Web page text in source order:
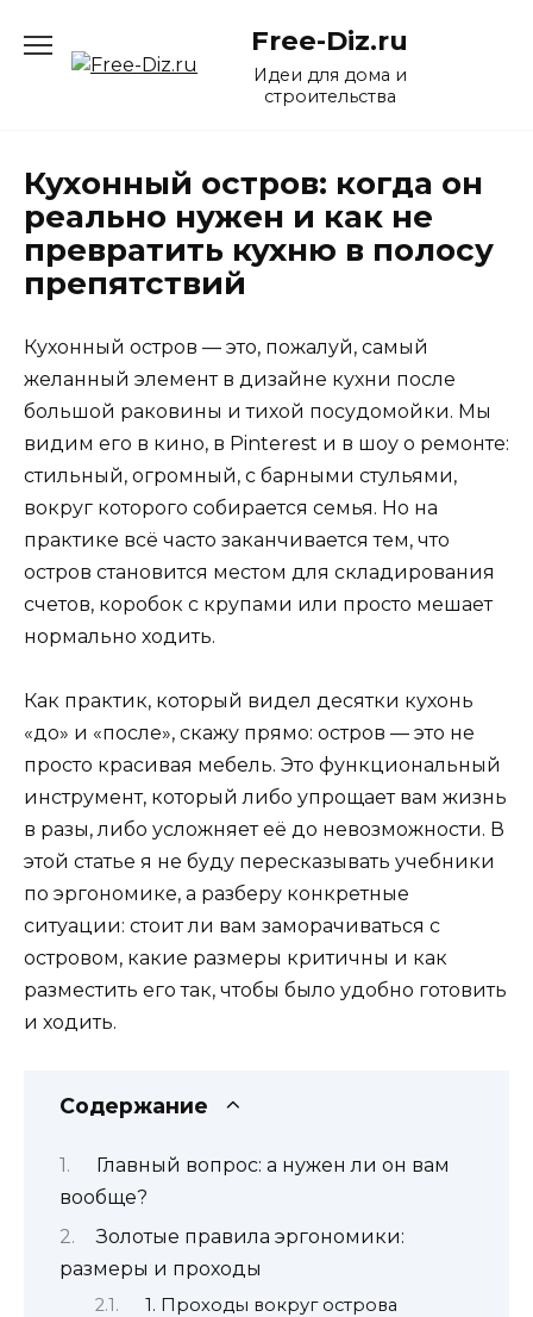
содержанию
Free-Diz.ru
Идеи для дома и
строительства
Кухонный остров: когда он
реально нужен и как не
превратить кухню в полосу
препятствий
Кухонный остров — это, пожалуй, самый
желанный элемент в дизайне кухни после
большой раковины и тихой посудомойки. Мы
видим его в кино, в Pinterest и в шоу о ремонте:
стильный, огромный, с барными стульями,
вокруг которого собирается семья. Но на
практике всё часто заканчивается тем, что
остров становится местом для складирования
счетов, коробок с крупами или просто мешает
нормально ходить.
Как практик, который видел десятки кухонь
«до» и «после», скажу прямо: остров — это не
просто красивая мебель. Это функциональный
инструмент, который либо упрощает вам жизнь
в разы, либо усложняет её до невозможности. В
этой статье я не буду пересказывать учебники
по эргономике, а разберу конкретные
ситуации: стоит ли вам заморачиваться с
островом, какие размеры критичны и как
разместить его так, чтобы было удобно готовить
и ходить.
Содержание
Главный вопрос: а нужен ли он вам
вообще?
Золотые правила эргономики:
размеры и проходы
1. Проходы вокруг острова